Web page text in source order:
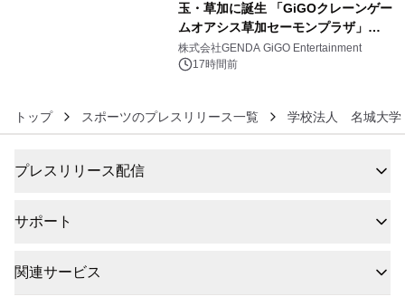
玉・草加に誕生 「GiGOクレーンゲー
ムオアシス草加セーモンプラザ」
2026年8月7日(金)10時グランドオープ
ン
株式会社GENDA GiGO Entertainment
17時間前
トップ スポーツのプレスリリース一覧 学校法人 名城大学
プレスリリース配信
サポート
関連サービス